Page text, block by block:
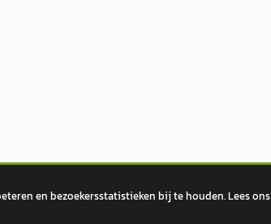
en bezoekersstatistieken bij te houden. Lees ons